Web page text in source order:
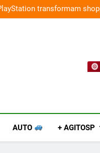
transformam
AUTO + AGITOSP